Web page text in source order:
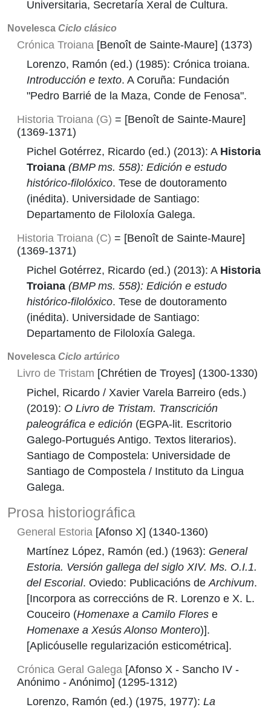
Universitaria, Secretaría Xeral de Cultura.
Novelesca Ciclo clásico
Crónica Troiana [Benoît de Sainte-Maure] (1373)
Lorenzo, Ramón (ed.) (1985): Crónica troiana.
Introducción e texto. A Coruña: Fundación
"Pedro Barrié de la Maza, Conde de Fenosa".
Historia Troiana (G) = [Benoît de Sainte-Maure]
(1369-1371)
Pichel Gotérrez, Ricardo (ed.) (2013): A Historia
Troiana (BMP ms. 558): Edición e estudo
histórico-filolóxico. Tese de doutoramento
(inédita). Universidade de Santiago:
Departamento de Filoloxía Galega.
Historia Troiana (C) = [Benoît de Sainte-Maure]
(1369-1371)
Pichel Gotérrez, Ricardo (ed.) (2013): A Historia
Troiana (BMP ms. 558): Edición e estudo
histórico-filolóxico. Tese de doutoramento
(inédita). Universidade de Santiago:
Departamento de Filoloxía Galega.
Novelesca Ciclo artúrico
Livro de Tristam [Chrétien de Troyes] (1300-1330)
Pichel, Ricardo / Xavier Varela Barreiro (eds.)
(2019): O Livro de Tristam. Transcrición
paleográfica e edición (EGPA-lit. Escritorio
Galego-Portugués Antigo. Textos literarios).
Santiago de Compostela: Universidade de
Santiago de Compostela / Instituto da Lingua
Galega.
Prosa historiográfica
General Estoria [Afonso X] (1340-1360)
Martínez López, Ramón (ed.) (1963): General
Estoria. Versión gallega del siglo XIV. Ms. O.I.1.
del Escorial. Oviedo: Publicacións de Archivum.
[Incorpora as correccións de R. Lorenzo e X. L.
Couceiro (Homenaxe a Camilo Flores e
Homenaxe a Xesús Alonso Montero)].
[Aplicóuselle regularización esticométrica].
Crónica Geral Galega [Afonso X - Sancho IV -
Anónimo - Anónimo] (1295-1312)
Lorenzo, Ramón (ed.) (1975, 1977): La